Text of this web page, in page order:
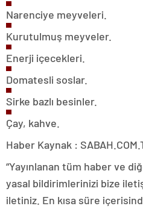
Narenciye meyveleri.
Kurutulmuş meyveler.
Enerji içecekleri.
Domatesli soslar.
Sirke bazlı besinler.
Çay, kahve.
Haber Kaynak :
“Yayınlanan tüm haber ve
yasal bildirimlerinizi bize
iletiniz. En kısa süre